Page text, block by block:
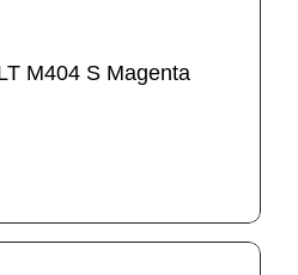
M404 S Magenta